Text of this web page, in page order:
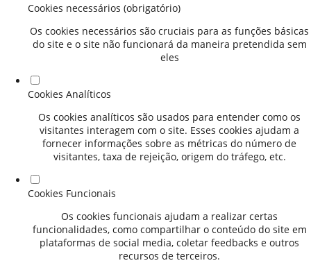
Cookies necessários (obrigatório)
Os cookies necessários são cruciais para as funções básicas
do site e o site não funcionará da maneira pretendida sem
eles
Cookies Analíticos
Os cookies analíticos são usados para entender como os
visitantes interagem com o site. Esses cookies ajudam a
fornecer informações sobre as métricas do número de
visitantes, taxa de rejeição, origem do tráfego, etc.
Cookies Funcionais
Os cookies funcionais ajudam a realizar certas
funcionalidades, como compartilhar o conteúdo do site em
plataformas de social media, coletar feedbacks e outros
recursos de terceiros.